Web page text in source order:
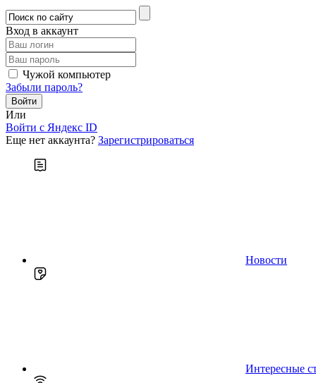
Вход в аккаунт
Чужой компьютер
Забыли пароль?
Или
Войти c Яндекс ID
Еще нет аккаунта? Зарегистрироваться
Новости
Интересные